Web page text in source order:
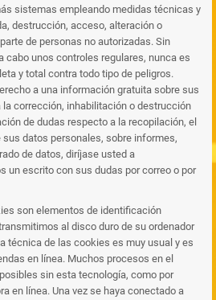
sistemas empleando medidas técnicas y
destrucción, acceso, alteración o
de personas no autorizadas. Sin
cabo unos controles regulares, nunca es
y total contra todo tipo de peligros.
a una información gratuita sobre sus
corrección, inhabilitación o destrucción
de dudas respecto a la recopilación, el
datos personales, sobre informes,
de datos, diríjase usted a
un escrito con sus dudas por correo o por
son elementos de identificación
al disco duro de su ordenador
técnica de las cookies es muy usual y es
en línea. Muchos procesos en el
sin esta tecnología, como por
en línea. Una vez se haya conectado a